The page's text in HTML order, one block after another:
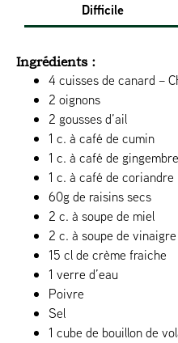
Difficile
Ingrédients :
4 cuisses de canard –
2 oignons
2 gousses d’ail
1 c. à café de cumin
1 c. à café de
1 c. à café de coriandre
60g de raisins secs
2 c. à soupe de miel
2 c. à soupe de
15 cl de crème fraiche
1 verre d’eau
Poivre
Sel
1 cube de bouillon de